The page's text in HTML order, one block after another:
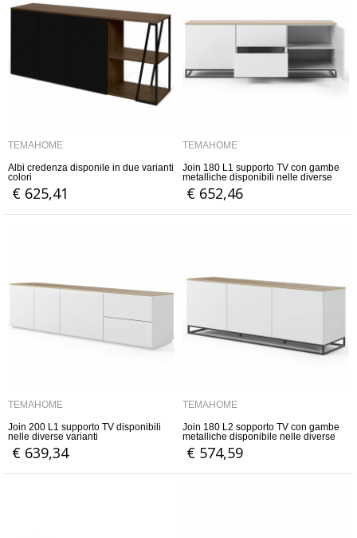
TEMAHOME
Albi credenza disponile in due varianti
colori
€ 625,41
TEMAHOME
Join 180 L1 supporto TV con gambe
metalliche disponibili nelle diverse
varianti
€ 652,46
TEMAHOME
Join 200 L1 supporto TV disponibili
nelle diverse varianti
€ 639,34
TEMAHOME
Join 180 L2 sopporto TV con gambe
metalliche disponibile nelle diverse
varianti
€ 574,59